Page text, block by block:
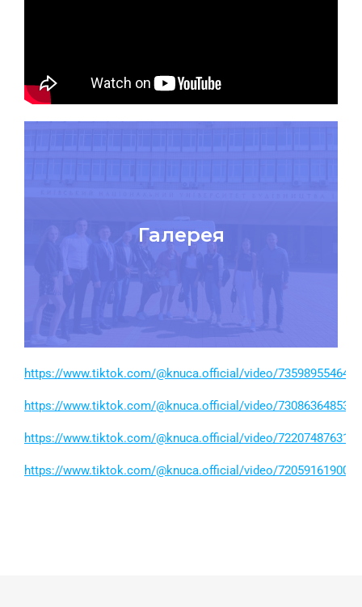
Галерея
https://www.tiktok.com/@knuca.official/video/
https://www.tiktok.com/@knuca.official/video/
https://www.tiktok.com/@knuca.official/video/
https://www.tiktok.com/@knuca.official/video/